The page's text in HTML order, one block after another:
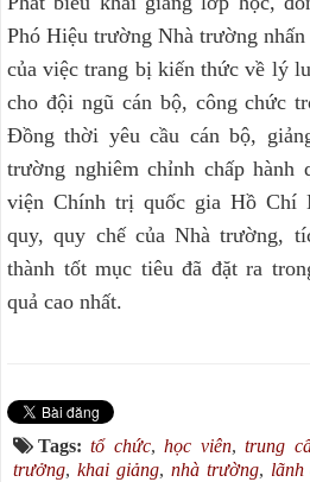
Phó Hiệu trường Nhà trường
của việc trang bị kiến thức về lý
cho đội ngũ cán bộ, công chức
Đồng thời yêu cầu cán bộ,
trường nghiêm chỉnh chấp hành
viện Chính trị quốc gia Hồ Chí
quy, quy chế của Nhà trường,
thành tốt mục tiêu đã đặt ra
quả cao nhất.
Tags:tổ chức,học viên,trung
trưởng, khai giảng, nhà trường, lãnh